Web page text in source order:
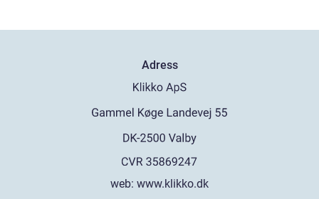
Adress
web: www.klikko.dk